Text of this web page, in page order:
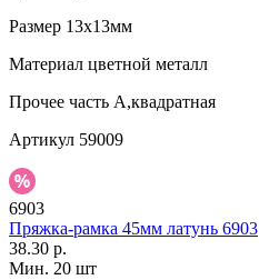
Размер 13х13мм
Материал цветной металл
Прочее часть А,квадратная
Артикул 59009
6903
Пряжка-рамка 45мм латунь 6903
38.30 р.
Мин. 20 шт